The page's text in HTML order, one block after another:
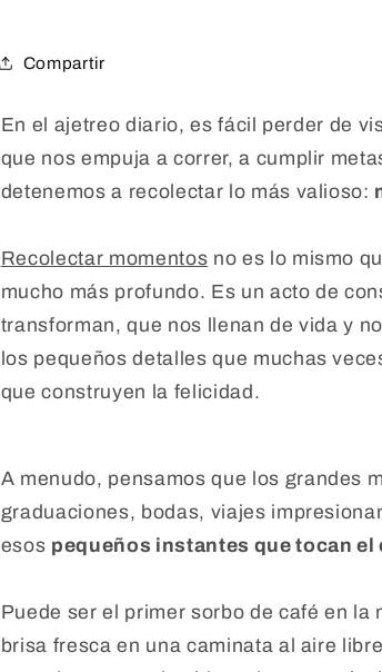
Compartir
En el ajetreo diario, es fácil perder de
que nos empuja a correr, a cumplir
detenemos a recolectar lo más valioso:
Recolectar momentos no es lo mismo
mucho más profundo. Es un acto de
transforman, que nos llenan de vida y
los pequeños detalles que muchas
que construyen la felicidad.
A menudo, pensamos que los grandes
graduaciones, bodas, viajes
esos pequeños instantes que tocan el
Puede ser el primer sorbo de café en
brisa fresca en una caminata al aire